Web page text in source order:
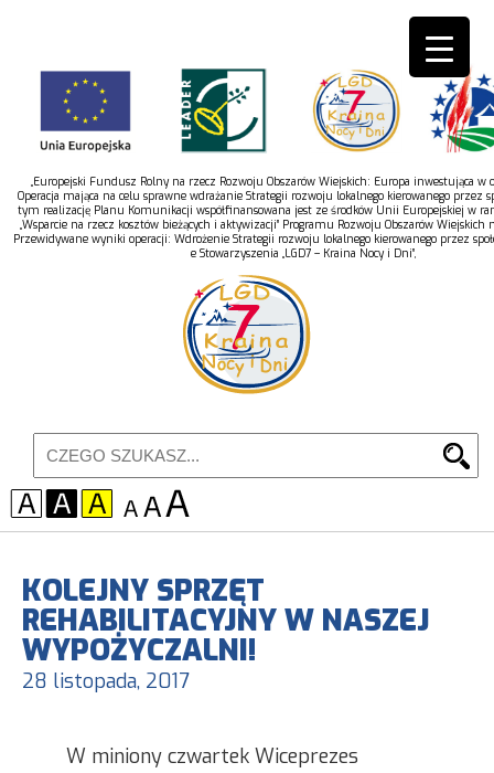
„Europejski Fundusz Rolny na rzecz Rozwoju Obszarów Wiejskich: Europa inwestująca w
Operacja mająca na celu sprawne wdrażanie Strategii rozwoju lokalnego kierowanego przez
tym realizację Planu Komunikacji współfinansowana jest ze środków Unii Europejskiej w
„Wsparcie na rzecz kosztów bieżących i aktywizacji” Programu Rozwoju Obszarów Wiejskich
Przewidywane wyniki operacji: Wdrożenie Strategii rozwoju lokalnego kierowanego przez
e Stowarzyszenia „LGD7 – Kraina Nocy i Dni”,
KOLEJNY SPRZĘT
REHABILITACYJNY W NASZEJ
WYPOŻYCZALNI!
28 listopada, 2017
W miniony czwartek Wiceprezes